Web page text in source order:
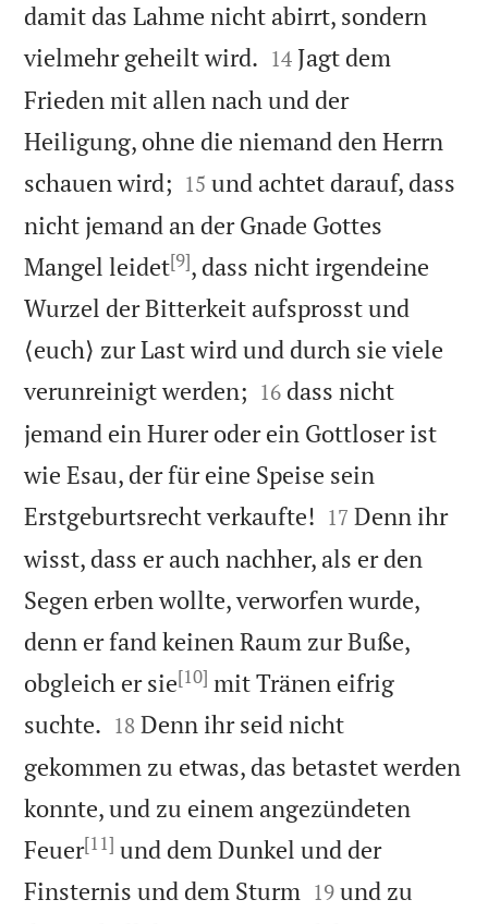
damit das Lahme nicht abirrt, sondern
vielmehr geheilt wird. 

14 Jagt dem
Frieden mit allen nach und der
Heiligung, ohne die niemand den Herrn
schauen wird; 

15 und achtet darauf, dass
nicht jemand an der Gnade Gottes
Mangel leidet[9], dass nicht irgendeine
Wurzel der Bitterkeit aufsprosst und
⟨euch⟩ zur Last wird und durch sie viele
verunreinigt werden; 

16 dass nicht
jemand ein Hurer oder ein Gottloser ist
wie Esau, der für eine Speise sein
Erstgeburtsrecht verkaufte! 

17 Denn ihr
wisst, dass er auch nachher, als er den
Segen erben wollte, verworfen wurde,
denn er fand keinen Raum zur Buße,
obgleich er sie[10] mit Tränen eifrig
suchte. 

18 Denn ihr seid nicht
gekommen zu etwas, das betastet werden
konnte, und zu einem angezündeten
Feuer[11] und dem Dunkel und der
Finsternis und dem Sturm 

19 und zu